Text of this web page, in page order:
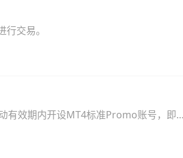
交易。
有效期内开设MT4标准Promo账号，即可